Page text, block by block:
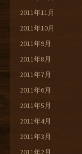
2011年11月
2011年10月
2011年9月
2011年8月
2011年7月
2011年6月
2011年5月
2011年4月
2011年3月
2011年2月